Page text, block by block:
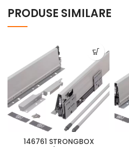
PRODUSE SIMILARE
146761 STRONGBOX